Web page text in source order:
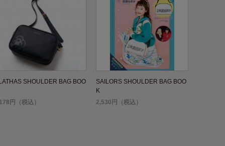
SHOULDER BAG BOO
円（税込）
SAILORS SHOULDER BAG BOO
K
2,530円（税込）